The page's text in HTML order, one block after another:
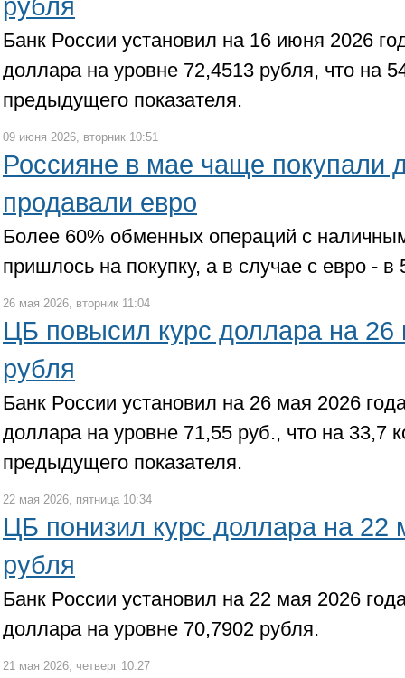
рубля
Банк России установил на 16 июня 2026
доллара на уровне 72,4513 рубля, что на
предыдущего показателя.
09 июня 2026, вторник 10:51
Россияне в мае чаще покупали
продавали евро
Более 60% обменных операций с
пришлось на покупку, а в случае с евро -
26 мая 2026, вторник 11:04
ЦБ повысил курс доллара на 26
рубля
Банк России установил на 26 мая 2026
доллара на уровне 71,55 руб., что на 33,7
предыдущего показателя.
22 мая 2026, пятница 10:34
ЦБ понизил курс доллара на 22
рубля
Банк России установил на 22 мая 2026
доллара на уровне 70,7902 рубля.
21 мая 2026, четверг 10:27